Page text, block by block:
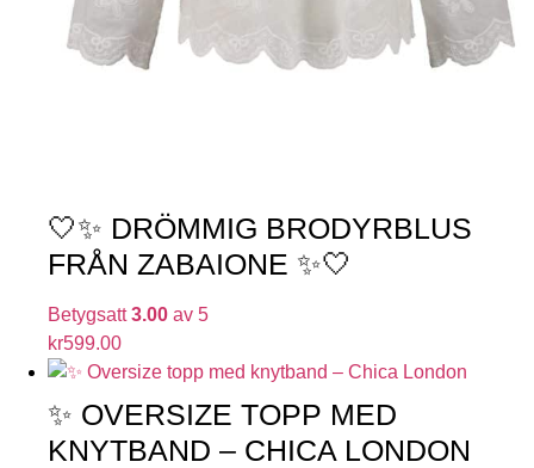
🤍✨ DRÖMMIG BRODYRBLUS
FRÅN ZABAIONE ✨🤍
Betygsatt3.00 av 5
kr599.00
✨ OVERSIZE TOPP MED
KNYTBAND – CHICA LONDON